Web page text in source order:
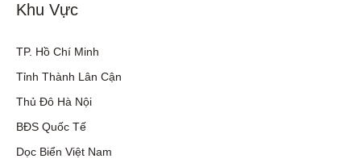
Khu Vực
TP. Hồ Chí Minh
Tỉnh Thành Lân Cận
Thủ Đô Hà Nội
BĐS Quốc Tế
Dọc Biển Việt Nam